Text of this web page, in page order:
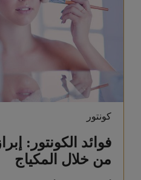
كونتور
فوائد الكونتور:
من خلال المكياج